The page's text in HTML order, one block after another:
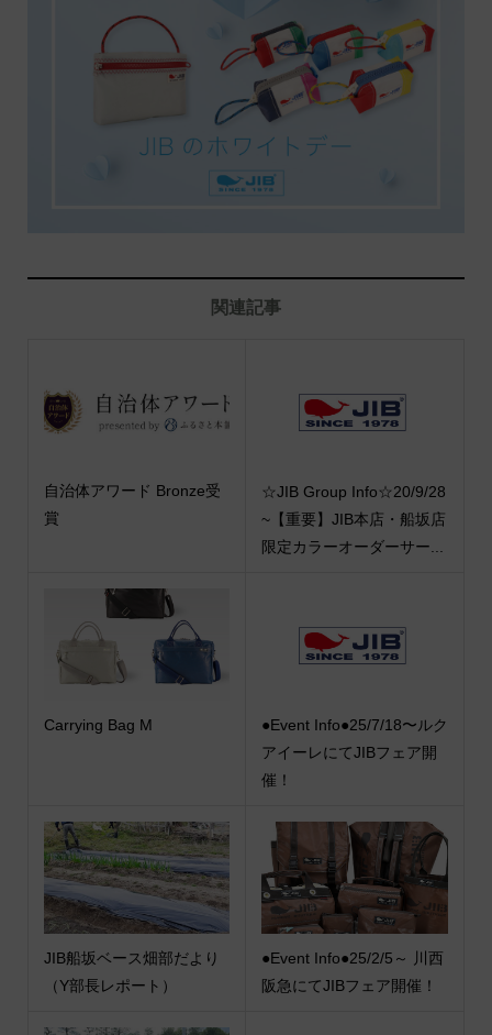
関連記事
自治体アワード Bronze受
賞
☆JIB Group Info☆20/9/28
~【重要】JIB本店・船坂店
限定カラーオーダーサー...
Carrying Bag M
●Event Info●25/7/18〜ルク
アイーレにてJIBフェア開
催！
JIB船坂ベース畑部だより
（Y部長レポート）
●Event Info●25/2/5～ 川西
阪急にてJIBフェア開催！